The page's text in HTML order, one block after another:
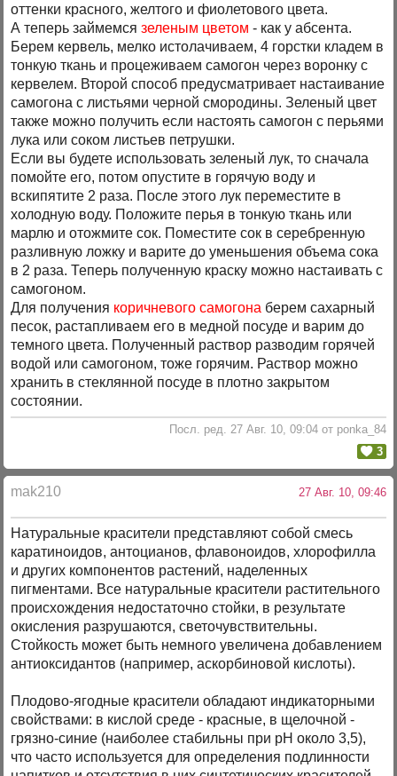
оттенки красного, желтого и фиолетового цвета.
А теперь займемсязеленым цветом - как у абсента.
Берем кервель, мелко истолачиваем, 4 горстки кладем в
тонкую ткань и процеживаем самогон через воронку с
кервелем. Второй способ предусматривает настаивание
самогона с листьями черной смородины. Зеленый цвет
также можно получить если настоять самогон с перьями
лука или соком листьев петрушки.
Если вы будете использовать зеленый лук, то сначала
помойте его, потом опустите в горячую воду и
вскипятите 2 раза. После этого лук переместите в
холодную воду. Положите перья в тонкую ткань или
марлю и отожмите сок. Поместите сок в серебренную
разливную ложку и варите до уменьшения объема сока
в 2 раза. Теперь полученную краску можно настаивать с
самогоном.
Для получения коричневого самогона берем сахарный
песок, растапливаем его в медной посуде и варим до
темного цвета. Полученный раствор разводим горячей
водой или самогоном, тоже горячим. Раствор можно
хранить в стеклянной посуде в плотно закрытом
состоянии.
Посл. ред. 27 Авг. 10, 09:04 от ponka_84
3
mak210 27 Авг. 10, 09:46
Натуральные красители представляют собой смесь
каратиноидов, антоцианов, флавоноидов, хлорофилла
и других компонентов растений, наделенных
пигментами. Все натуральные красители растительного
происхождения недостаточно стойки, в результате
окисления разрушаются, светочувствительны.
Стойкость может быть немного увеличена добавлением
антиоксидантов (например, аскорбиновой кислоты).
Плодово-ягодные красители обладают индикаторными
свойствами: в кислой среде - красные, в щелочной -
грязно-синие (наиболее стабильны при рН около 3,5),
что часто используется для определения подлинности